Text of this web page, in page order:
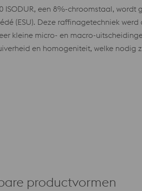
ISODUR, een 8%-chroomstaal,
(ESU). Deze raffinagetechniek
kleine micro- en macro-
en homogeniteit, welke nodig
productvormen